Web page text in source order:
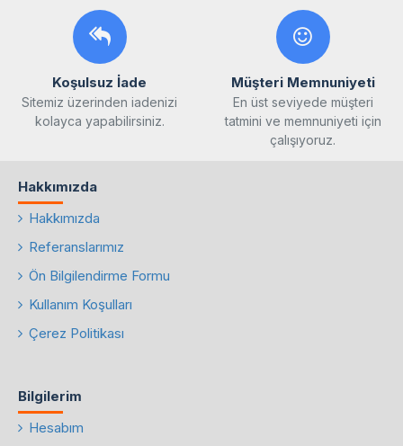
Koşulsuz İade
Sitemiz üzerinden iadenizi
kolayca yapabilirsiniz.
Müşteri Memnuniyeti
En üst seviyede müşteri
tatmini ve memnuniyeti için
çalışıyoruz.
Hakkımızda
Hakkımızda
Referanslarımız
Ön Bilgilendirme Formu
Kullanım Koşulları
Çerez Politikası
Bilgilerim
Hesabım